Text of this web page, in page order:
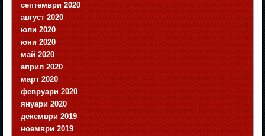
септември 2020
август 2020
юли 2020
юни 2020
май 2020
април 2020
март 2020
февруари 2020
януари 2020
декември 2019
ноември 2019